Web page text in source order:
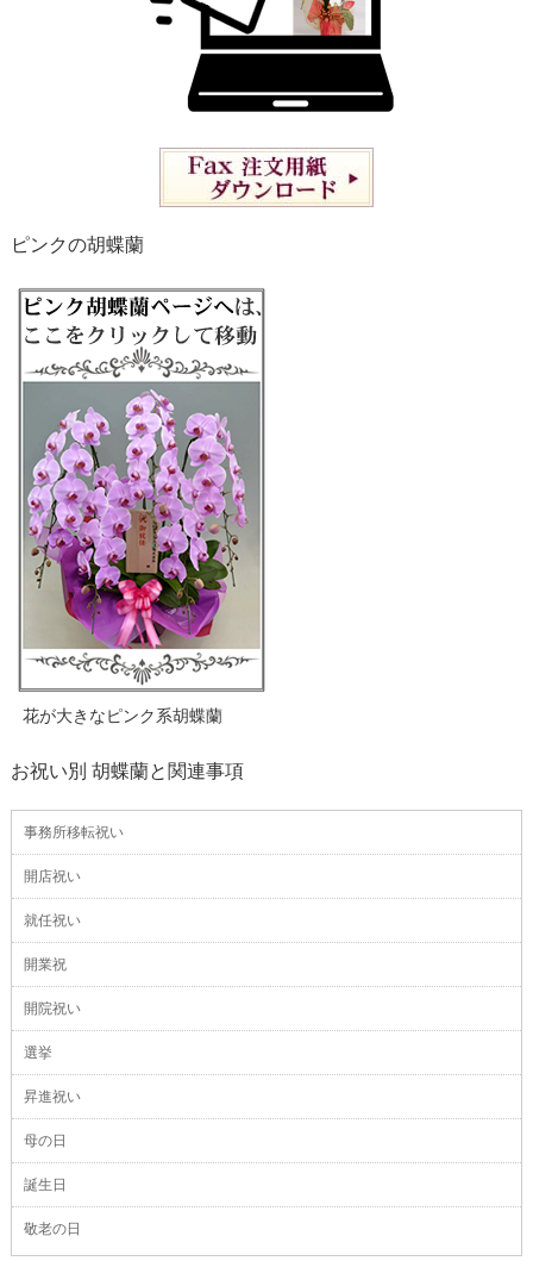
ピンクの胡蝶蘭
花が大きなピンク系胡蝶蘭
お祝い別 胡蝶蘭と関連事項
事務所移転祝い
開店祝い
就任祝い
開業祝
開院祝い
選挙
昇進祝い
母の日
誕生日
敬老の日